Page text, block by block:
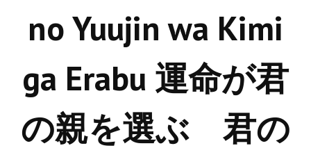
Aliens vs Predator 2 (Русские субтитры)
Dungeon Siege 2 Legendary Mod (Русские субтитры)
Новый ГГ
Моды группы
Теневой кардинал для Скайрима
no Yuujin wa Kimi
ga Erabu 運命が君
の親を選ぶ 君の